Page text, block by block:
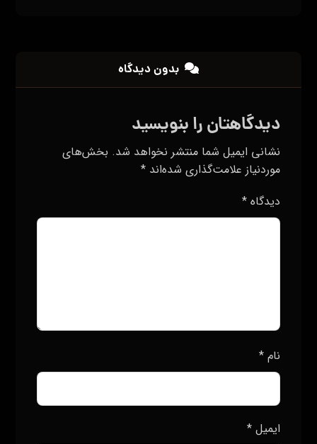
بدون دیدگاه
دیدگاهتان را بنویسید
نشانی ایمیل شما منتشر نخواهد شد. بخش‌های
موردنیاز علامت‌گذاری شده‌اند*
دیدگاه*
نام*
ایمیل*